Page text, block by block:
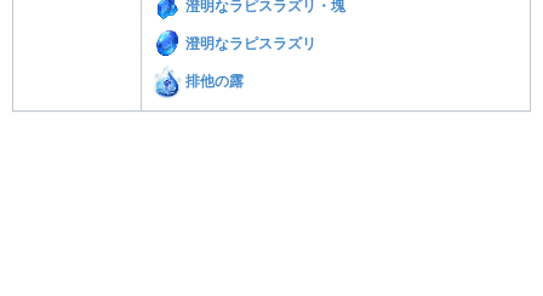
澄明なラピスラズリ・塊
澄明なラピスラズリ
排他の露